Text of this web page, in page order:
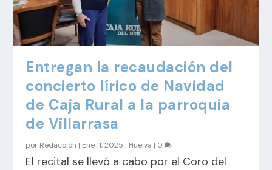
Entregan la recaudación del
concierto lírico de Navidad
de Caja Rural a la parroquia
de Villarrasa
por Redacción | Ene 11, 2025 | Huelva | 0
El recital se llevó a cabo por el Coro del